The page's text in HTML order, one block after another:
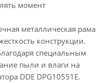
момент
металлическая рама
конструкции.
специальным
пыли и влаги на
DDE DPG10551E.